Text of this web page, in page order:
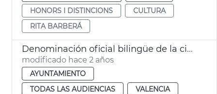
HONORS I DISTINCIONS
CULTURA
RITA BARBERÁ
Denominación oficial bilingüe de la ciudad de València
modificado hace 2 años
AYUNTAMIENTO
TODAS LAS AUDIENCIAS
VALENCIA